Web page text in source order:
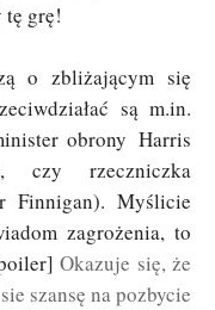
grę!
o zbliżającym się
są m.in.
obrony Harris
czy rzeczniczka
Finnigan). Myślicie
zagrożenia, to
Okazuje się, że
szansę na pozbycie